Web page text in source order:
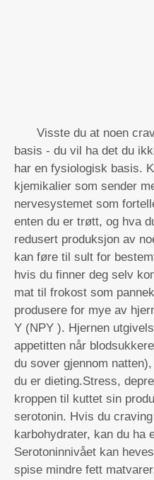
Visste du at noen
basis - du vil ha det du
har en fysiologisk basis.
kjemikalier som sender
nervesystemet som
enten du er trøtt, og hva
redusert produksjon av
kan føre til sult for
hvis du finner deg selv
mat til frokost som
produsere for mye av
Y (NPY ). Hjernen
appetitten når
du sover gjennom
du er dieting.Stress,
kroppen til kuttet sin
serotonin. Hvis du
karbohydrater, kan du ha
Serotoninnivået kan
spise mindre fett